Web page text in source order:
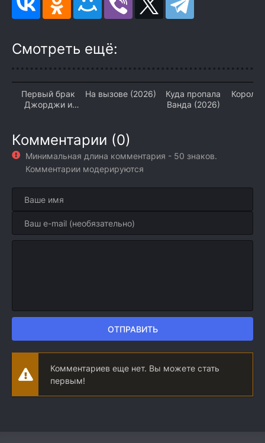
Смотреть ещё:
Первый брак
Джорджи и
На вызове (2026)
Куда пропала
Ванда (2026)
Комментарии (0)
Минимальная длина комментария - 50 знаков.
Комментарии модерируются
ОТПРАВИТЬ
Комментариев еще нет. Вы можете стать
первым!